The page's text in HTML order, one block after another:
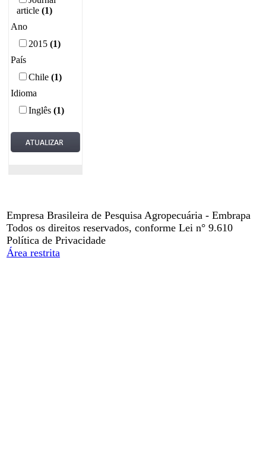
article (1)
Ano
2015 (1)
País
Chile (1)
Idioma
Inglês (1)
Empresa Brasileira de Pesquisa Agropecuária - Embrapa
Todos os direitos reservados, conforme Lei n° 9.610
Política de Privacidade
Área restrita